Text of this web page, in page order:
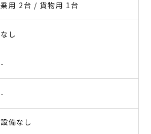
乗用 2台 / 貨物用 1台
なし
-
-
設備なし